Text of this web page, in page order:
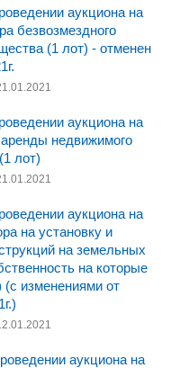
аукциона на
безвозмездного
(1 лот) - отменен
аукциона на
недвижимого
лот)
аукциона на
на установку и
на земельных
на которые
(с изменениями от
аукциона на